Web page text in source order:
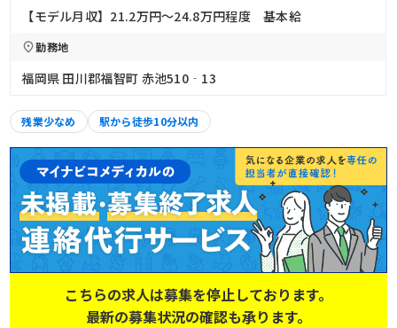
【モデル月収】21.2万円〜24.8万円程度 基本給
勤務地
福岡県 田川郡福智町 赤池510‐13
残業少なめ 駅から徒歩10分以内
こちらの求人は募集を停止しております。
最新の募集状況の確認も承ります。